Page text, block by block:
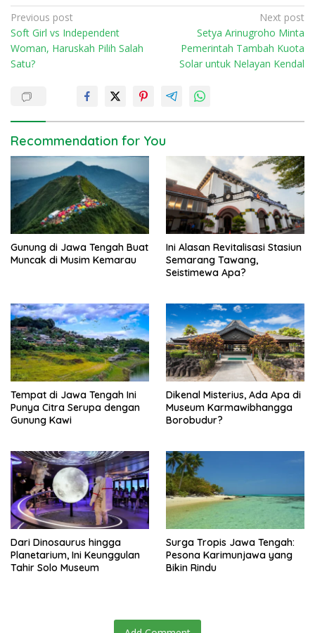
P
o
s
a
v
i
g
t
i
o
Previous post
Soft Girl vs Independent
Woman, Haruskah Pilih Salah
Satu?
Next post
Setya Arinugroho Minta
Pemerintah Tambah Kuota
Solar untuk Nelayan Kendal
Recommendation for You
Gunung di Jawa Tengah Buat
Muncak di Musim Kemarau
Ini Alasan Revitalisasi Stasiun
Semarang Tawang,
Seistimewa Apa?
Tempat di Jawa Tengah Ini
Punya Citra Serupa dengan
Gunung Kawi
Dikenal Misterius, Ada Apa di
Museum Karmawibhangga
Borobudur?
Dari Dinosaurus hingga
Planetarium, Ini Keunggulan
Tahir Solo Museum
Surga Tropis Jawa Tengah:
Pesona Karimunjawa yang
Bikin Rindu